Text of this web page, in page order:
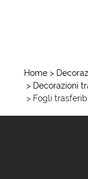
Home >
> Decorazioni
> Fogli